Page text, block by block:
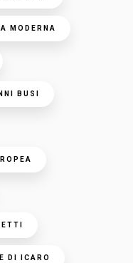
MODERNA
BUSI
DI ICARO